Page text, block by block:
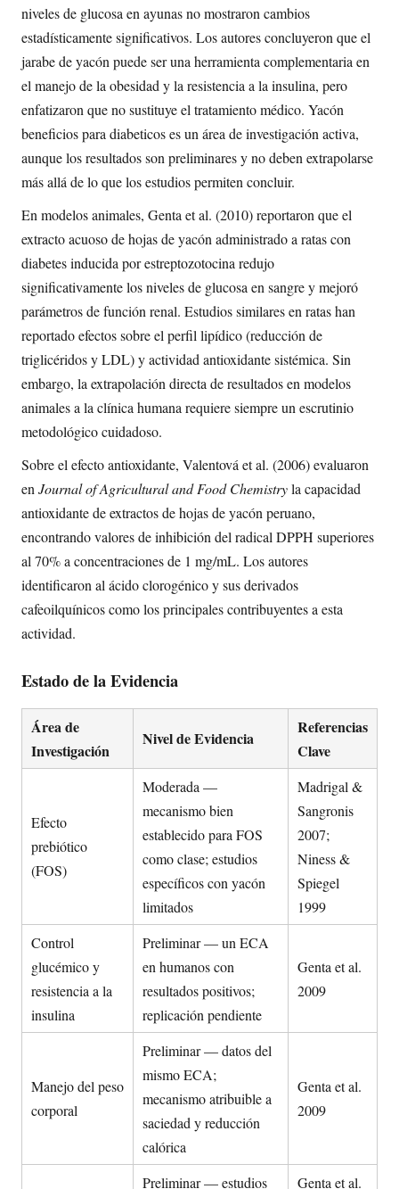
niveles de glucosa en ayunas no mostraron cambios
estadísticamente significativos. Los autores concluyeron que el
jarabe de yacón puede ser una herramienta complementaria en
el manejo de la obesidad y la resistencia a la insulina, pero
enfatizaron que no sustituye el tratamiento médico. Yacón
beneficios para diabeticos es un área de investigación activa,
aunque los resultados son preliminares y no deben extrapolarse
más allá de lo que los estudios permiten concluir.
En modelos animales, Genta et al. (2010) reportaron que el
extracto acuoso de hojas de yacón administrado a ratas con
diabetes inducida por estreptozotocina redujo
significativamente los niveles de glucosa en sangre y mejoró
parámetros de función renal. Estudios similares en ratas han
reportado efectos sobre el perfil lipídico (reducción de
triglicéridos y LDL) y actividad antioxidante sistémica. Sin
embargo, la extrapolación directa de resultados en modelos
animales a la clínica humana requiere siempre un escrutinio
metodológico cuidadoso.
Sobre el efecto antioxidante, Valentová et al. (2006) evaluaron
en Journal of Agricultural and Food Chemistryla capacidad
antioxidante de extractos de hojas de yacón peruano,
encontrando valores de inhibición del radical DPPH superiores
al 70% a concentraciones de 1 mg/mL. Los autores
identificaron al ácido clorogénico y sus derivados
cafeoilquínicos como los principales contribuyentes a esta
actividad.
Estado de la Evidencia
Área de
Investigación
Nivel de Evidencia
Referencias
Clave
Efecto
prebiótico
(FOS)
Moderada —
mecanismo bien
establecido para FOS
como clase; estudios
específicos con yacón
limitados
Madrigal &
Sangronis
2007;
Niness &
Spiegel
1999
Control
glucémico y
resistencia a la
insulina
Preliminar — un ECA
en humanos con
resultados positivos;
replicación pendiente
Genta et al.
2009
Manejo del peso
corporal
Preliminar — datos del
mismo ECA;
mecanismo atribuible a
saciedad y reducción
calórica
Genta et al.
2009
Preliminar — estudios Genta et al.